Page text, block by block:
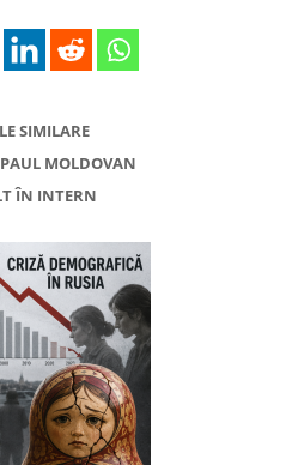
SIMILARE
MOLDOVAN
ÎN INTERN